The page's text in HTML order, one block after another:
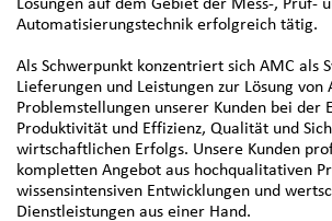
Automatisierungstechnik erfolgreich tätig.
Als Schwerpunkt konzentriert sich AMC als
Lieferungen und Leistungen zur Lösung von
Problemstellungen unserer Kunden bei der
Produktivität und Effizienz, Qualität und
wirtschaftlichen Erfolgs. Unsere Kunden
kompletten Angebot aus hochqualitativen
wissensintensiven Entwicklungen und
Dienstleistungen aus einer Hand.